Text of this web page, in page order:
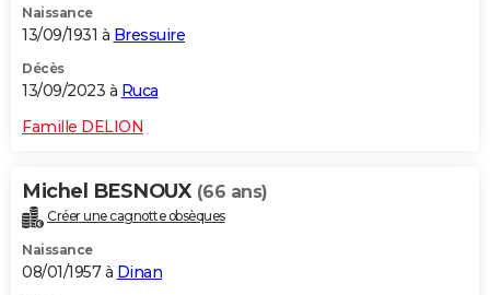
Naissance
13/09/1931 à Bressuire
Décès
13/09/2023 à Ruca
Famille DELION
Michel BESNOUX (66 ans)
Créer une cagnotte obsèques
Naissance
08/01/1957 à Dinan